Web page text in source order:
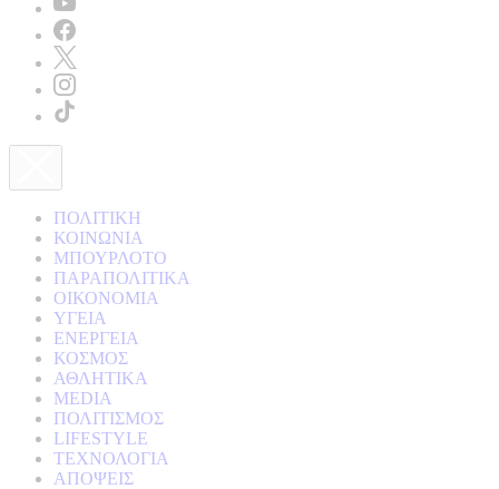
ΠΟΛΙΤΙΚΗ
ΚΟΙΝΩΝΙΑ
ΜΠΟΥΡΛΟΤΟ
ΠΑΡΑΠΟΛΙΤΙΚΑ
ΟΙΚΟΝΟΜΙΑ
ΥΓΕΙΑ
ΕΝΕΡΓΕΙΑ
ΚΟΣΜΟΣ
ΑΘΛΗΤΙΚΑ
MEDIA
ΠΟΛΙΤΙΣΜΟΣ
LIFESTYLE
ΤΕΧΝΟΛΟΓΙΑ
ΑΠΟΨΕΙΣ